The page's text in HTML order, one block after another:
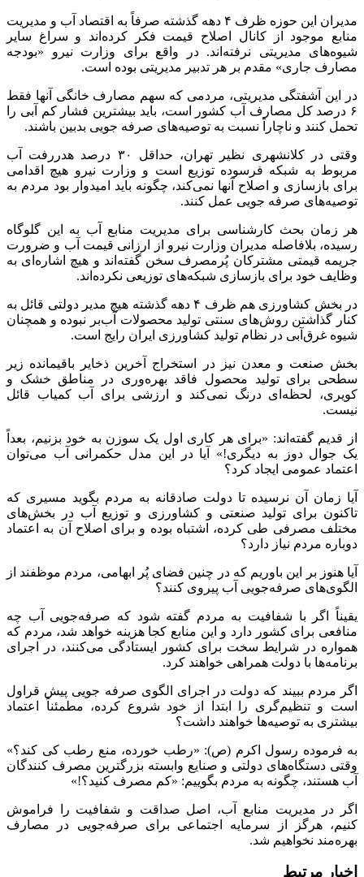
مدیران این حوزه ظرف ۴ دهه گذشته صرفاً به اقتصاد آب و مدیریت
منابع موجود از کانال اصلاح قیمت فکر کرده‌اند و سراغ سایر
شیوه‌های مدیریتی نرفته‌اند. در واقع برای وزارت نیرو «بودجه
مصارف جاری» مقدم بر هر تدبیر مدیریتی بوده است.
در این آشفتگی مدیریتی، مردمی که سهم مصارف خانگی آنها فقط
۶ درصد کل مصارف آب کشور است، باید بیشترین فشار کم آبی را
تحمل کنند و ناچاراً نسبت به توصیه‌های صرفه جویی بدبین باشند.
وقتی در کلانشهری نظیر تهران، حداقل ۳۰ درصد هدررفت آب
مربوط به شبکه فرسوده توزیع است و وزارت نیرو هیچ اقدامی
برای بازسازی و اصلاح آنها نمی‌کند، چگونه باید امیدوار بود مردم به
توصیه‌های صرفه جویی عمل کنند.
هر زمان بحث کارشناسی برای مدیریت منابع آب به این گلوگاه
رسیده، بلافاصله مدیران وزارت نیرو از ارزانی قیمت آب و ضرورت
جریمه قیمتی مشترکان پُرمصرف سخن گفته‌اند و هیچ اشاره‌ای به
وظایف خود برای بازسازی شبکه‌های توزیعی نکرده‌اند.
در بخش کشاورزی هم ظرف ۴ دهه گذشته هیچ مدیر دولتی قائل به
کنار گذاشتن روش‌های سنتی تولید محصولات آب‌بر نبوده و همچنان
شیوه غرق‌آبی در نظام تولید کشاورزی ایران رایج است.
بخش صنعت و معدن نیز در استخراج آخرین ذخایر باقیمانده زیر
سطحی برای تولید محصول فاقد بهره‌وری در مناطق خشک و
کویری، لحظه‌ای درنگ نمی‌کند و ارزشی برای آب کمیاب قائل
نیست.
از قدیم گفته‌اند: «برای هر کاری اول یک سوزن به خود بزنیم، بعداً
یک جوال دوز به دیگری!» آیا در این مدل حکمرانی آب می‌توان
اعتماد عمومی ایجاد کرد؟
آیا زمان آن نرسیده تا دولت صادقانه به مردم بگوید مسیری که
تاکنون برای تولید صنعتی و کشاورزی و توزیع آب در بخش‌های
مختلف مصرفی طی کرده، اشتباه بوده و برای اصلاح آن به اعتماد
دوباره مردم نیاز دارد؟
آیا هنوز بر این باوریم که در چنین فضای پُر ابهامی، مردم موظفند از
الگوی‌های صرفه‌جویی آب پیروی کنند؟
یقیناً اگر با شفافیت به مردم گفته شود که صرفه‌جویی آب چه
منافعی برای کشور دارد و این منابع کجا هزینه خواهد شد، مردم که
همواره در شرایط سخت برای کشور ایستادگی می‌کنند، در اجرای
برنامه‌ها با دولت همراهی خواهند کرد.
اگر مردم ببیند که دولت در اجرای الگوی صرفه جویی پیش قراول
است و تنظیم‌گری را ابتدا از خود شروع کرده، مطمئناً اعتماد
بیشتری به توصیه‌ها خواهند داشت؟
به فرموده رسول اکرم (ص): «رطب خورده، منع رطب کی کند؟»
وقتی دستگاه‌های دولتی و صنایع وابسته بزرگترین مصرف کنندگان
آب هستند، چگونه به مردم بگوییم: «کم مصرف کنید؟!»
اگر در مدیریت منابع آب، اصل صداقت و شفافیت را فراموش
کنیم، هرگز از سرمایه اجتماعی برای صرفه‌جویی در مصارف
بهره‌مند نخواهیم شد.
اخبار مرتبط